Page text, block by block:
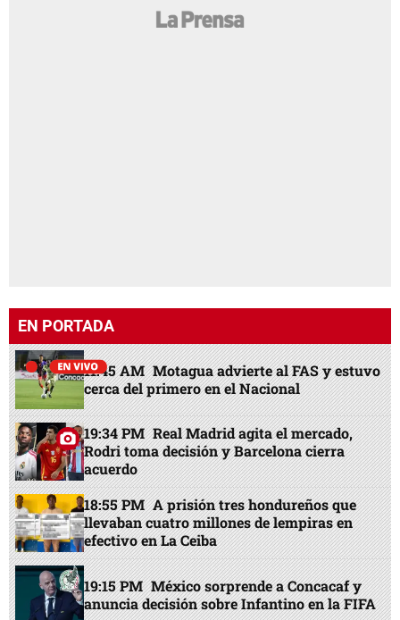
EN PORTADA
11:45 AM Motagua advierte al FAS y estuvo
cerca del primero en el Nacional
19:34 PM Real Madrid agita el mercado,
Rodri toma decisión y Barcelona cierra
acuerdo
18:55 PM A prisión tres hondureños que
llevaban cuatro millones de lempiras en
efectivo en La Ceiba
19:15 PM México sorprende a Concacaf y
anuncia decisión sobre Infantino en la FIFA